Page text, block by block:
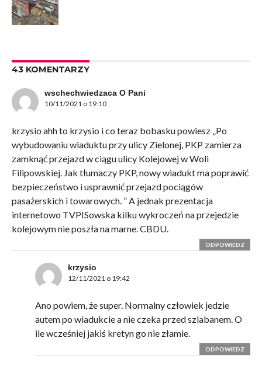
43 KOMENTARZY
wschechwiedzaca O Pani
10/11/2021 o 19:10
krzysio ahh to krzysio i co teraz bobasku powiesz „Po
wybudowaniu wiaduktu przy ulicy Zielonej, PKP zamierza
zamknąć przejazd w ciągu ulicy Kolejowej w Woli
Filipowskiej. Jak tłumaczy PKP, nowy wiadukt ma poprawić
bezpieczeństwo i usprawnić przejazd pociągów
pasażerskich i towarowych. ” A jednak prezentacja
internetowo TVPISowska kilku wykroczeń na przejedzie
kolejowym nie poszła na marne. CBDU.
ODPOWIEDZ
krzysio
12/11/2021 o 19:42
Ano powiem, że super. Normalny człowiek jedzie
autem po wiadukcie a nie czeka przed szlabanem. O
ile wcześniej jakiś kretyn go nie złamie.
ODPOWIEDZ